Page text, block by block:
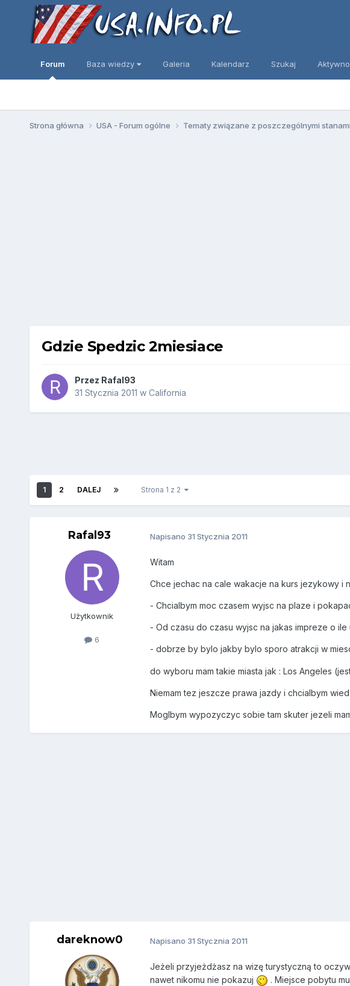
Forum Baza wiedzy Galeria Kalendarz Szukaj
Strona główna USA - Forum ogólne Tematy związane z poszczególnymi stanami
Gdzie Spedzic 2miesiace
Przez Rafal93
31 Stycznia 2011 w California
1 2 DALEJ Strona 1 z 2
Rafal93
Użytkownik
6
Napisano 31 Stycznia 2011
Witam
Chce jechac na cale wakacje na kurs jezykowy i
- Chcialbym moc czasem wyjsc na plaze i
- Od czasu do czasu wyjsc na jakas impreze o
- dobrze by bylo jakby bylo sporo atrakcji w
do wyboru mam takie miasta jak : Los Angeles
Niemam tez jeszcze prawa jazdy i chcialbym
Moglbym wypozyczyc sobie tam skuter jezeli
dareknow0 Napisano 31 Stycznia 2011
Jeżeli przyjeżdżasz na wizę turystyczną to
nawet nikomu nie pokazuj
. Miejsce pobytu